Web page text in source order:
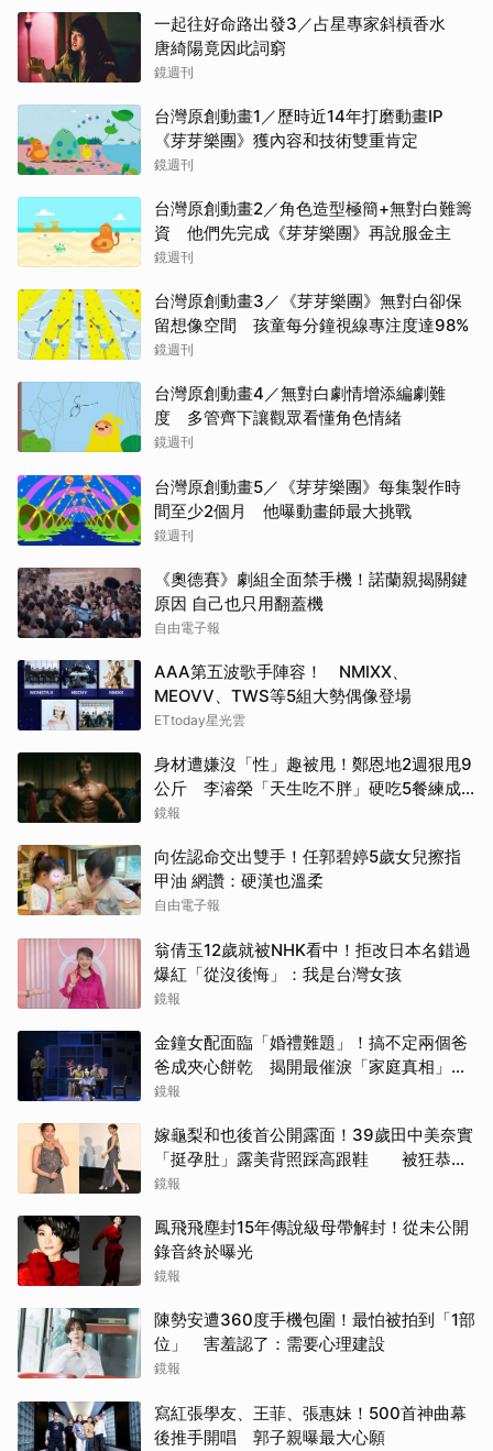
一起往好命路出發3／占星專家斜槓香水
唐綺陽竟因此詞窮
鏡週刊
台灣原創動畫1／歷時近14年打磨動畫IP
《芽芽樂團》獲內容和技術雙重肯定
鏡週刊
台灣原創動畫2／角色造型極簡+無對白難籌
資 他們先完成《芽芽樂團》再說服金主
鏡週刊
台灣原創動畫3／《芽芽樂團》無對白卻保
留想像空間 孩童每分鐘視線專注度達98%
鏡週刊
台灣原創動畫4／無對白劇情增添編劇難
度 多管齊下讓觀眾看懂角色情緒
鏡週刊
台灣原創動畫5／《芽芽樂團》每集製作時
間至少2個月 他曝動畫師最大挑戰
鏡週刊
《奧德賽》劇組全面禁手機！諾蘭親揭關鍵
原因 自己也只用翻蓋機
自由電子報
AAA第五波歌手陣容！ NMIXX、
MEOVV、TWS等5組大勢偶像登場
ETtoday星光雲
身材遭嫌沒「性」趣被甩！鄭恩地2週狠甩9
公斤 李濬榮「天生吃不胖」硬吃5餐練成
館長身材
鏡報
向佐認命交出雙手！任郭碧婷5歲女兒擦指
甲油 網讚：硬漢也溫柔
自由電子報
翁倩玉12歲就被NHK看中！拒改日本名錯過
爆紅「從沒後悔」：我是台灣女孩
鏡報
金鐘女配面臨「婚禮難題」！搞不定兩個爸
爸成夾心餅乾 揭開最催淚「家庭真相」惹
全場淚崩
鏡報
嫁龜梨和也後首公開露面！39歲田中美奈實
「挺孕肚」露美背照踩高跟鞋 被狂恭喜
甜笑：謝謝大家
鏡報
鳳飛飛塵封15年傳說級母帶解封！從未公開
錄音終於曝光
鏡報
陳勢安遭360度手機包圍！最怕被拍到「1部
位」 害羞認了：需要心理建設
鏡報
寫紅張學友、王菲、張惠妹！500首神曲幕
後推手開唱 郭子親曝最大心願